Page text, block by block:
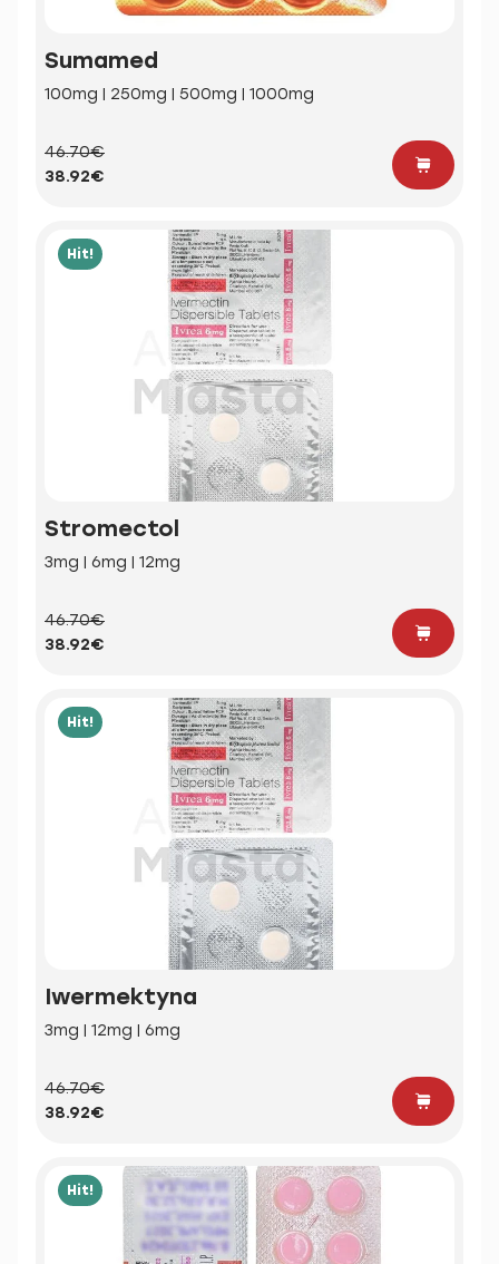
Sumamed
100mg | 250mg | 500mg | 1000mg
46.70€
38.92€
Hit!
Stromectol
3mg | 6mg | 12mg
46.70€
38.92€
Hit!
Iwermektyna
3mg | 12mg | 6mg
46.70€
38.92€
Hit!